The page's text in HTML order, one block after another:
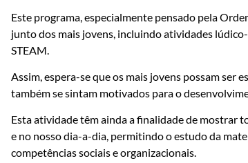
Este programa, especialmente pensado pela
junto dos mais jovens, incluindo atividades
STEAM.
Assim, espera-se que os mais jovens possam ser
também se sintam motivados para o
Esta atividade têm ainda a finalidade de mostrar
e no nosso dia-a-dia, permitindo o estudo da
competências sociais e organizacionais.